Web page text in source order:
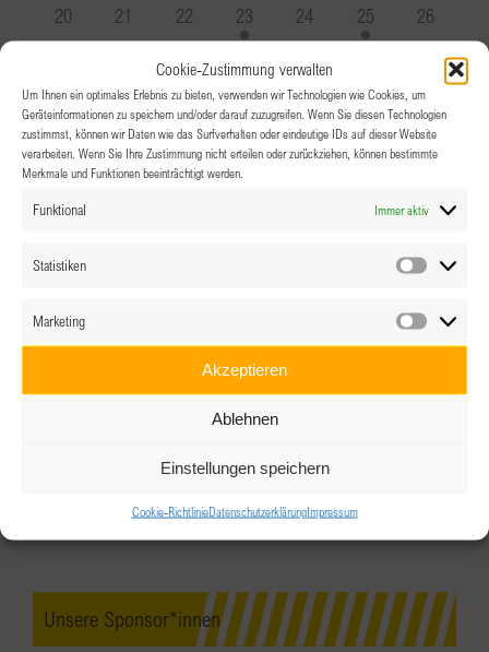
Cookie-Zustimmung verwalten
Um Ihnen ein optimales Erlebnis zu bieten, verwenden wir Technologien wie Cookies, um
Geräteinformationen zu speichern und/oder darauf zuzugreifen. Wenn Sie diesen Technologien
zustimmst, können wir Daten wie das Surfverhalten oder eindeutige IDs auf dieser Website
verarbeiten. Wenn Sie Ihre Zustimmung nicht erteilen oder zurückziehen, können bestimmte
Merkmale und Funktionen beeinträchtigt werden.
Funktional Immer aktiv
Statistiken
Marketing
Akzeptieren
Ablehnen
Einstellungen speichern
Cookie-RichtlinieDatenschutzerklärungImpressum
0
Veranstaltungen
20
0
Veranstaltungen
21
0
Veranstaltungen
22
1
Veranstaltung
23
0
Veranstaltungen
24
1
Veranstaltung
25
0
26
VeranstaltungenVeranstaltungVeranstaltungenVeranstaltungenVeranstaltungenVeranstaltungen
Unsere Sponsor*innen